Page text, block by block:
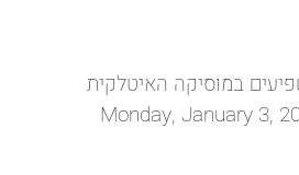
במוסיקה האיטלקית
Monday, January 3,